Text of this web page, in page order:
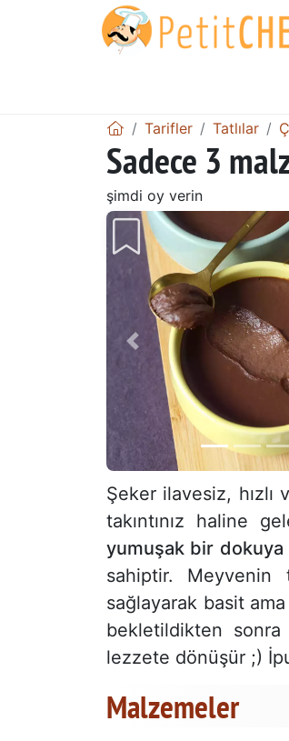
Tarifler Tatlılar
Sadece 3
şimdi oy verin
Önceki
Şeker ilavesiz, hızlı
takıntınız haline
yumuşak bir dokuya
sahiptir. Meyvenin
sağlayarak basit
bekletildikten
lezzete dönüşür ;)
Malzemeler